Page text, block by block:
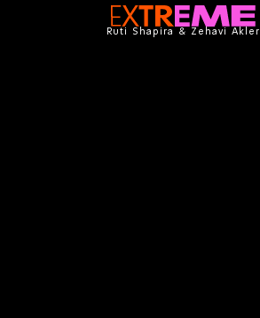
Ruti Shapira & Zehavi Akler